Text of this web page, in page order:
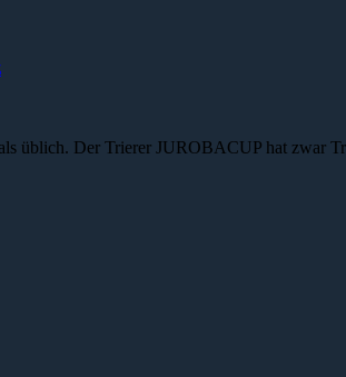
üblich. Der Trierer JUROBACUP hat zwar